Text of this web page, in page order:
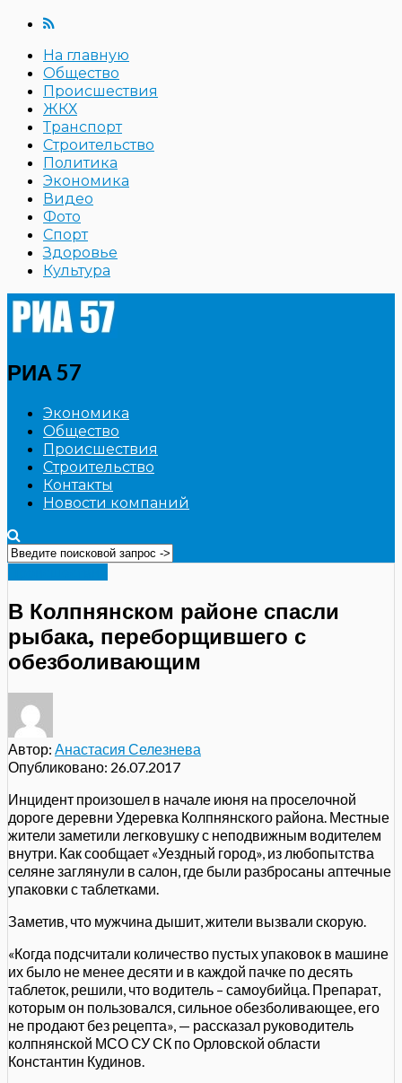
На главную
Общество
Происшествия
ЖКХ
Транспорт
Строительство
Политика
Экономика
Видео
Фото
Спорт
Здоровье
Культура
РИА 57
Экономика
Общество
Происшествия
Строительство
Контакты
Новости компаний
В Колпнянском районе спасли
рыбака, переборщившего с
обезболивающим
Автор: Анастасия Селезнева
Опубликовано: 26.07.2017
Инцидент произошел в начале июня на проселочной
дороге деревни Удеревка Колпнянского района. Местные
жители заметили легковушку с неподвижным водителем
внутри. Как сообщает «Уездный город», из любопытства
селяне заглянули в салон, где были разбросаны аптечные
упаковки с таблетками.
Заметив, что мужчина дышит, жители вызвали скорую.
«Когда подсчитали количество пустых упаковок в машине
их было не менее десяти и в каждой пачке по десять
таблеток, решили, что водитель – самоубийца. Препарат,
которым он пользовался, сильное обезболивающее, его
не продают без рецепта», — рассказал руководитель
колпнянской МСО СУ СК по Орловской области
Константин Кудинов.